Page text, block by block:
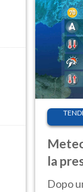
la
Dopo